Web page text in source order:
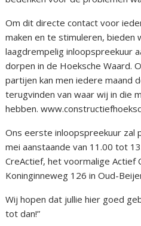
Om dit directe contact voor
maken en te stimuleren, bieden
laagdrempelig inloopspreekuur
dorpen in de Hoeksche Waard.
partijen kan men iedere maand
terugvinden van waar wij in die
hebben.
Ons eerste inloopspreekuur zal
mei aanstaande van 11.00 tot
CreActief, het voormalige Actief
Koninginneweg 126 in Oud-
Wij hopen dat jullie hier goed
tot dan!”